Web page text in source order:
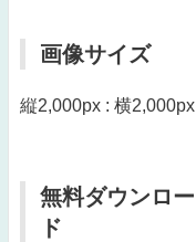
画像サイズ
縦2,000px : 横2,000px
無料ダウンロー
ド